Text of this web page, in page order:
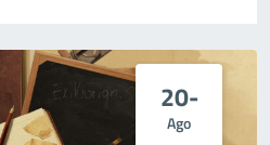
20-
Ago